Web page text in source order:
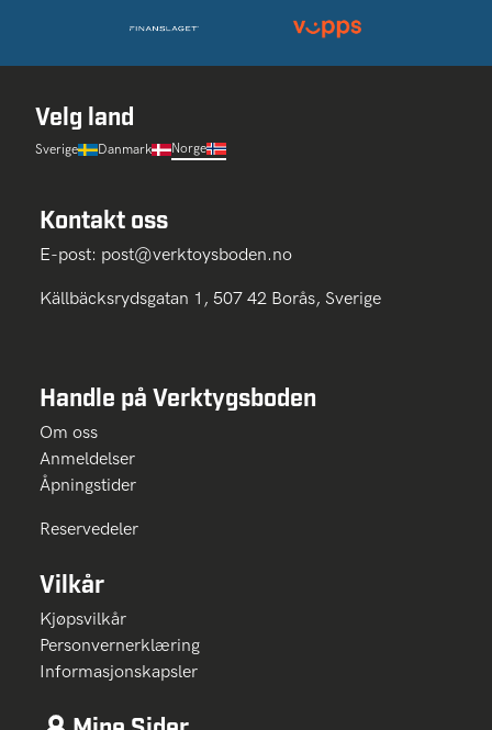
Velg land
Sverige Danmark Norge
Kontakt oss
E-post: post@verktoysboden.no
Källbäcksrydsgatan 1, 507 42 Borås, Sverige
Handle på Verktygsboden
Om oss
Anmeldelser
Åpningstider
Reservedeler
Vilkår
Kjøpsvilkår
Personvernerklæring
Informasjonskapsler